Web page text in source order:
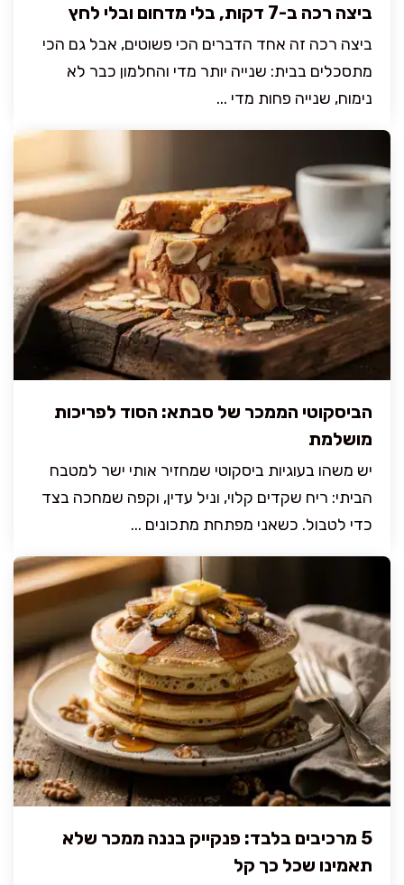
ביצה רכה ב-7 דקות, בלי מדחום ובלי לחץ
ביצה רכה זה אחד הדברים הכי פשוטים, אבל גם הכי
מתסכלים בבית: שנייה יותר מדי והחלמון כבר לא
נימוח, שנייה פחות מדי ...
הביסקוטי הממכר של סבתא: הסוד לפריכות
מושלמת
יש משהו בעוגיות ביסקוטי שמחזיר אותי ישר למטבח
הביתי: ריח שקדים קלוי, וניל עדין, וקפה שמחכה בצד
כדי לטבול. כשאני מפתחת מתכונים ...
5 מרכיבים בלבד: פנקייק בננה ממכר שלא
תאמינו שכל כך קל